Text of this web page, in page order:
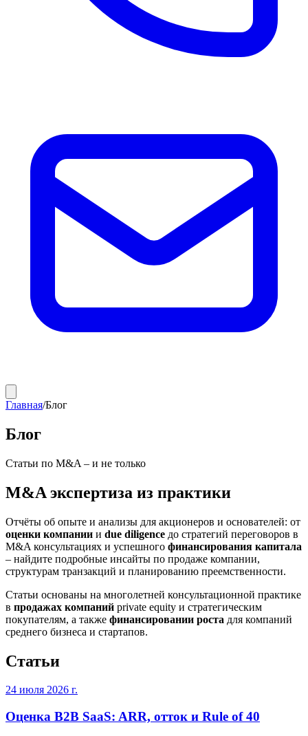
Главная/Блог
Блог
Статьи по M&A – и не только
M&A экспертиза из практики
Отчёты об опыте и анализы для акционеров и основателей: от
оценки компании и due diligence до стратегий переговоров в
M&A консультациях и успешного финансирования капитала
– найдите подробные инсайты по продаже компании,
структурам транзакций и планированию преемственности.
Статьи основаны на многолетней консультационной практике
в продажах компаний private equity и стратегическим
покупателям, а также финансировании роста для компаний
среднего бизнеса и стартапов.
Статьи
24 июля 2026 г.
Оценка B2B SaaS: ARR, отток и Rule of 40